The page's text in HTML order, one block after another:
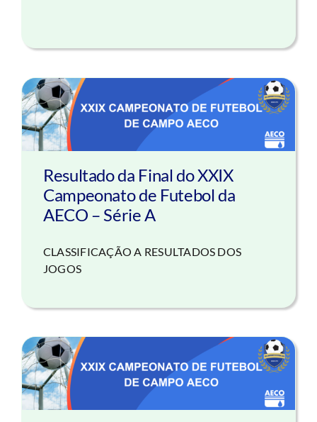
Resultado da Final do XXIX
Campeonato de Futebol da
AECO – Série A
CLASSIFICAÇÃO A RESULTADOS DOS
JOGOS